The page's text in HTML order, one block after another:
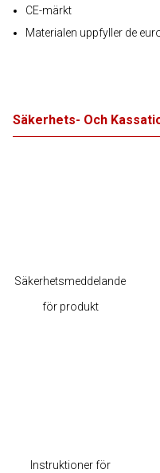
CE-märkt
Materialen uppfyller de
Säkerhets- Och
Säkerhetsmeddelande
för produkt
Instruktioner för